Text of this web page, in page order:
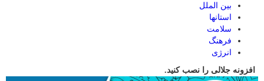
بین الملل
استانها
سلامت
فرهنگ
انرژی
افزونه جلالی را نصب کنید.